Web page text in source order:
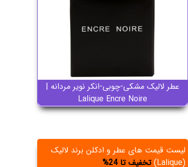
عطر لالیک مشکی-چوبی-انکر نویر مردانه |
Lalique Encre Noire
لیست قیمت های عطر و ادکلن برند لالیک
(Lalique)
تخفیف تا 24%